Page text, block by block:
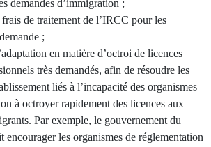
demandes d’immigration ;
de traitement de l’IRCC pour les
;
en matière d’octroi de licences
très demandés, afin de résoudre les
liés à l’incapacité des organismes
à octroyer rapidement des licences aux
Par exemple, le gouvernement du
encourager les organismes de réglementation